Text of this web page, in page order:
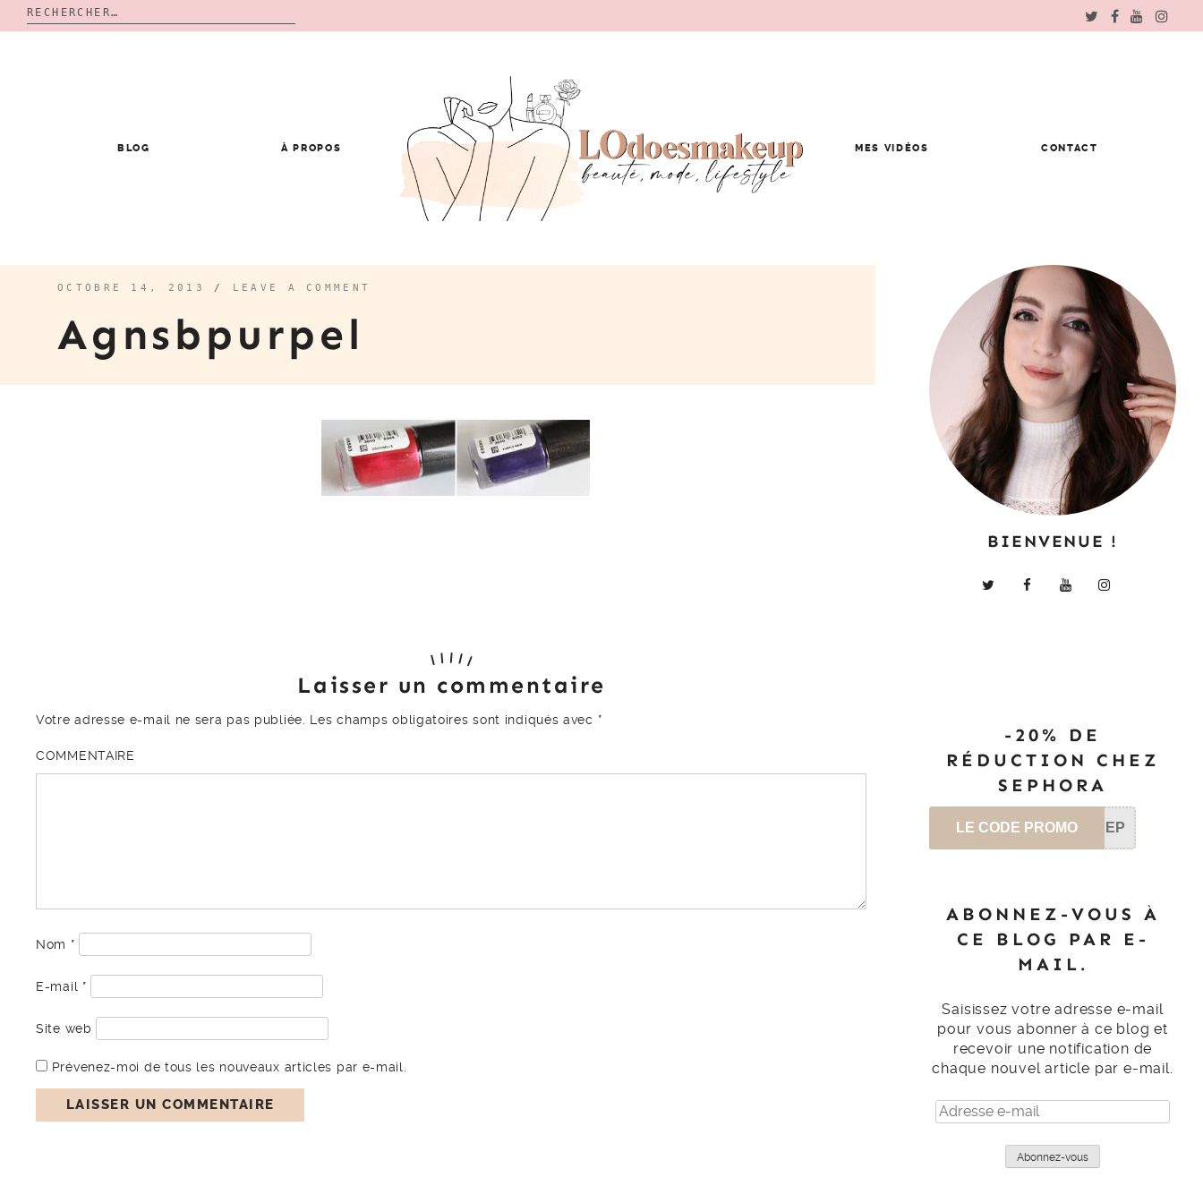
Rechercher :
BLOG À PROPOS MES VIDÉOS CONTACT
OCTOBRE 14, 2013 / LEAVE A COMMENT
Agnsbpurpel
Laisser un commentaire
Votre adresse e-mail ne sera pas publiée. Les champs obligatoires sont indiqués avec *
COMMENTAIRE
Nom *
E-mail *
Site web
Prévenez-moi de tous les nouveaux articles par e-mail.
BIENVENUE !
-20% DE
RÉDUCTION CHEZ
SEPHORA
LE CODE PROMO SEP
ABONNEZ-VOUS À
CE BLOG PAR E-
MAIL.
Saisissez votre adresse e-mail
pour vous abonner à ce blog et
recevoir une notification de
chaque nouvel article par e-mail.
Adresse
e-
Abonnez-vous